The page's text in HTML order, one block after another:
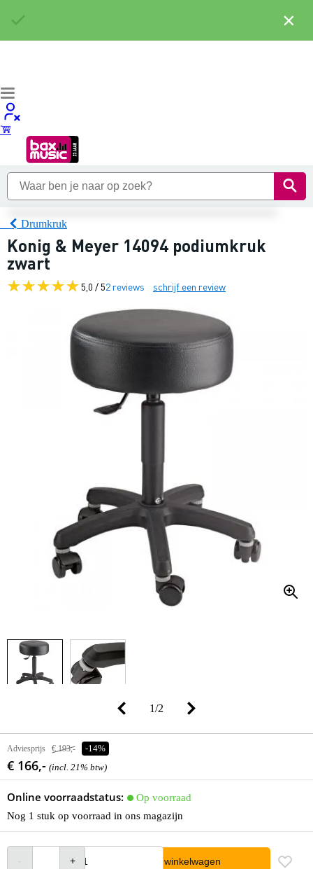
Drumkruk
Konig & Meyer 14094 podiumkruk
zwart
5,0 / 52 reviews schrijf een review
1/2
Adviesprijs € 193,- -14%
€ 166,- (incl. 21% btw)
Online voorraadstatus:
Op voorraad
Nog 1 stuk op voorraad in ons magazijn
In winkelwagen
×